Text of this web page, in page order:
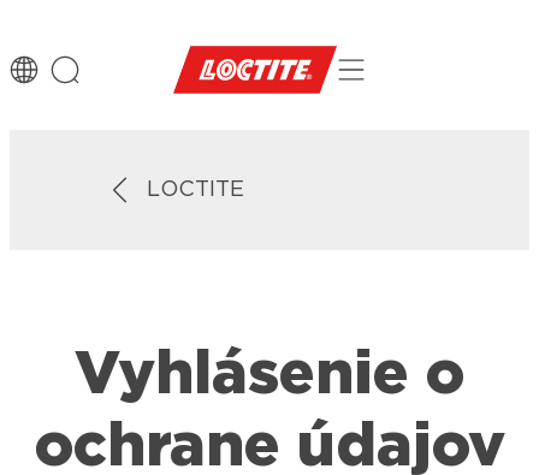
LOCTITE
Vyhlásenie o
ochrane údajov